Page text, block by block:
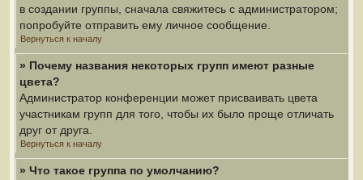
в создании группы, сначала свяжитесь с администратором;
попробуйте отправить ему личное сообщение.
Вернуться к началу
» Почему названия некоторых групп имеют разные
цвета?
Администратор конференции может присваивать цвета
участникам групп для того, чтобы их было проще отличать
друг от друга.
Вернуться к началу
» Что такое группа по умолчанию?